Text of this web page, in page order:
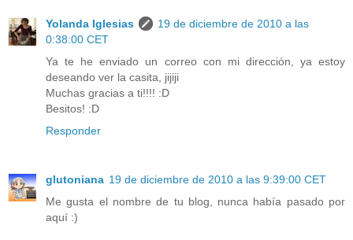
Yolanda Iglesias
19 de diciembre de 2010 a las
0:38:00 CET
Ya te he enviado un correo con mi dirección, ya estoy
deseando ver la casita, jijiji
Muchas gracias a ti!!!! :D
Besitos! :D
Responder
glutoniana 19 de diciembre de 2010 a las 9:39:00 CET
Me gusta el nombre de tu blog, nunca había pasado por
aquí :)